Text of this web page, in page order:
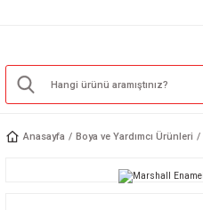
Anasayfa Boya ve Yardımcı Ürünleri